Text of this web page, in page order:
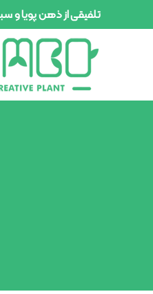
تلفیقی از ذهن پویا و